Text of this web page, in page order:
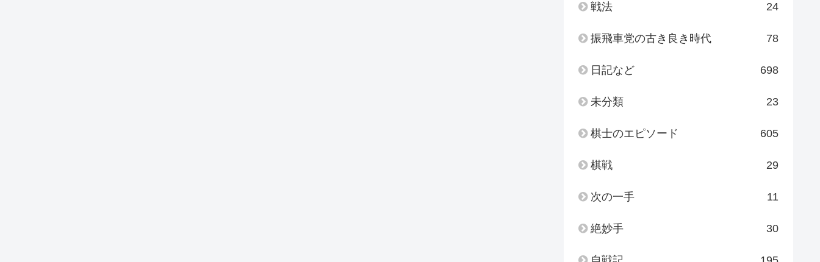
戦法 24
振飛車党の古き良き時代 78
日記など 698
未分類 23
棋士のエピソード 605
棋戦 29
次の一手 11
絶妙手 30